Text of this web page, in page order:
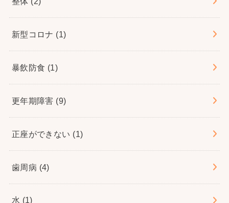
新型コロナ (1)
暴飲防食 (1)
更年期障害 (9)
正座ができない (1)
歯周病 (4)
水 (1)